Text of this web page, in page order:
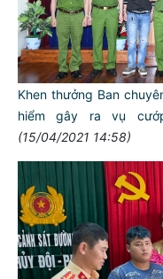
Khen thưởng Ban
hiểm gây ra vụ
(15/04/2021 14:58)